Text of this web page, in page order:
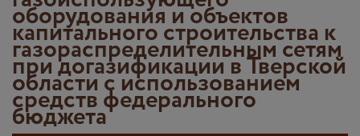
оборудования и объектов
капитального строительства к
газораспределительным сетям
при догазификации в Тверской
области с использованием
средств федерального
бюджета